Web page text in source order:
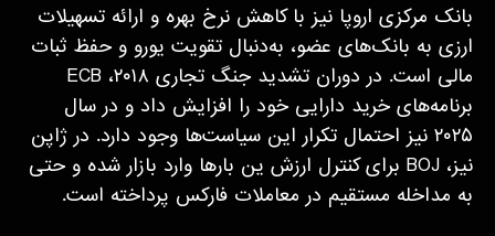
بانک مرکزی اروپا نیز با کاهش نرخ بهره و ارائه تسهیلات
ارزی به بانک‌های عضو، به‌دنبال تقویت یورو و حفظ ثبات
مالی است. در دوران تشدید جنگ تجاری ۲۰۱۸، ECB
برنامه‌های خرید دارایی خود را افزایش داد و در سال
۲۰۲۵ نیز احتمال تکرار این سیاست‌ها وجود دارد. در ژاپن
نیز، BOJ برای کنترل ارزش ین بارها وارد بازار شده و حتی
به مداخله مستقیم در معاملات فارکس پرداخته است.